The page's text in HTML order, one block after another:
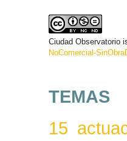
Ciudad Observatorio
NoComercial-
TEMAS
15